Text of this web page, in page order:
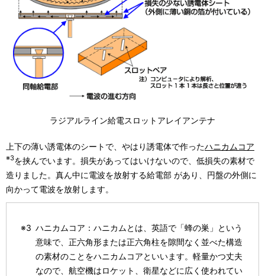
ラジアルライン給電スロットアレイアンテナ
上下の薄い誘電体のシートで、やはり誘電体で作ったハニカムコア
※3を挟んでいます。損失があってはいけないので、低損失の素材で
造りました。真ん中に電波を放射する給電部 があり、円盤の外側に
向かって電波を放射します。
※3 ハニカムコア：ハニカムとは、英語で「蜂の巣」という
意味で、正六角形または正六角柱を隙間なく並べた構造
の素材のことをハニカムコアといいます。軽量かつ丈夫
なので、航空機はロケット、衛星などに広く使われてい